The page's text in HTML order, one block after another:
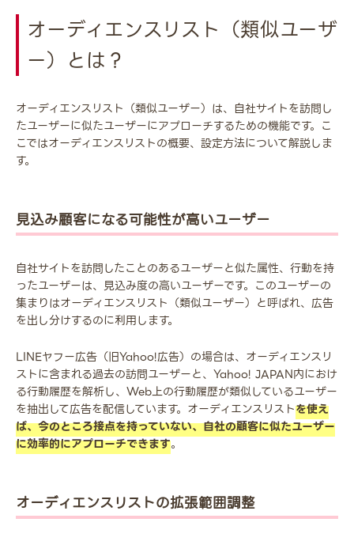
オーディエンスリスト（類似ユーザ
ー）とは？
オーディエンスリスト（類似ユーザー）は、自社サイトを訪問し
たユーザーに似たユーザーにアプローチするための機能です。こ
こではオーディエンスリストの概要、設定方法について解説しま
す。
見込み顧客になる可能性が高いユーザー
自社サイトを訪問したことのあるユーザーと似た属性、行動を持
ったユーザーは、見込み度の高いユーザーです。このユーザーの
集まりはオーディエンスリスト（類似ユーザー）と呼ばれ、広告
を出し分けするのに利用します。
LINEヤフー広告（旧Yahoo!広告）の場合は、オーディエンスリ
ストに含まれる過去の訪問ユーザーと、Yahoo! JAPAN内におけ
る行動履歴を解析し、Web上の行動履歴が類似しているユーザー
を抽出して広告を配信しています。オーディエンスリストを使え
ば、今のところ接点を持っていない、自社の顧客に似たユーザー
に効率的にアプローチできます。
オーディエンスリストの拡張範囲調整